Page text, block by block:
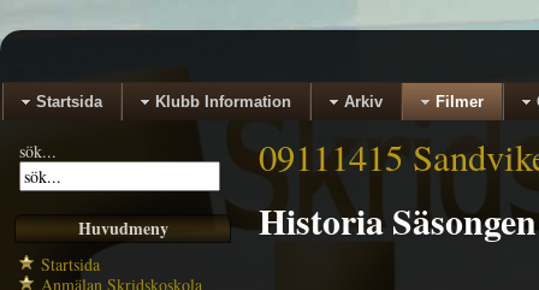
Startsida Klubb Information Arkiv Filmer
sök...
Huvudmeny
Startsida
Anmälan Skridskoskola
09111415
Historia